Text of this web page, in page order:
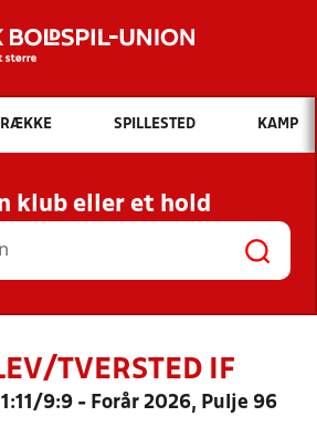
Hvad vil du søge efter?
INDHOLD OG NYHEDER
RESULTATER, KLUBBER OG
HOLD
RÆKKE SPILLESTED KAMP
klub eller et hold
TVERSTED IF
9:9 - Forår 2026, Pulje 96